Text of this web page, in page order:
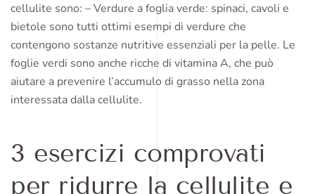
cellulite sono: – Verdure a foglia verde: spinaci, cavoli e
bietole sono tutti ottimi esempi di verdure che
contengono sostanze nutritive essenziali per la pelle. Le
foglie verdi sono anche ricche di vitamina A, che può
aiutare a prevenire l’accumulo di grasso nella zona
interessata dalla cellulite.
3 esercizi comprovati
per ridurre la cellulite e